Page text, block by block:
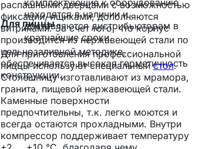
находятся в наличии и
доставляются дистрибьюторам в
кратчайшие сроки.
распашными дверцами с возможностью
фиксации, ящиками, дополняются
витринами. За счет того, что корпус
производится из нержавеющей стали по
цельнозаливной методике,
обеспечивается высокая герметичность
конструкции.
Для пиццы
Для приготовления профессиональной
пиццы используют специальныйстол.
Столешницу изготавливают из мрамора,
гранита, пищевой нержавеющей стали.
Каменные поверхности
предпочтительны, т.к. легко моются и
всегда остаются прохладными. Внутри
компрессор поддерживает температуру